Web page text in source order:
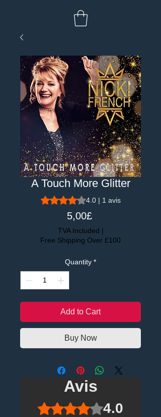
A Touch More Glitter
La note est de 4.0 sur cinq étoiles
4.0 | 1 avis
5,00£Price
TVA Included |
Free Shipping Over £100
Quantity *
Add to Cart
Buy Now
Avis
Noté 4 sur 5. 4.0